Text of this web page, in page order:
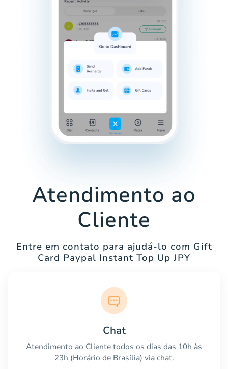
Atendimento ao
Cliente
Entre em contato para ajudá-lo com Gift
Card Paypal Instant Top Up JPY
Chat
Atendimento ao Cliente todos os dias das 10h às
23h (Horário de Brasília) via chat.